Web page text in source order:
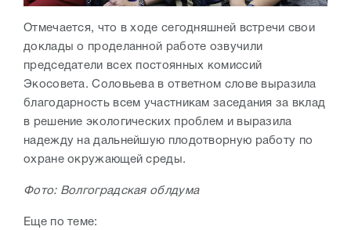
Отмечается, что в ходе сегодняшней встречи свои
доклады о проделанной работе озвучили
председатели всех постоянных комиссий
Экосовета. Соловьева в ответном слове выразила
благодарность всем участникам заседания за вклад
в решение экологических проблем и выразила
надежду на дальнейшую плодотворную работу по
охране окружающей среды.
Фото: Волгоградская облдума
Еще по теме: